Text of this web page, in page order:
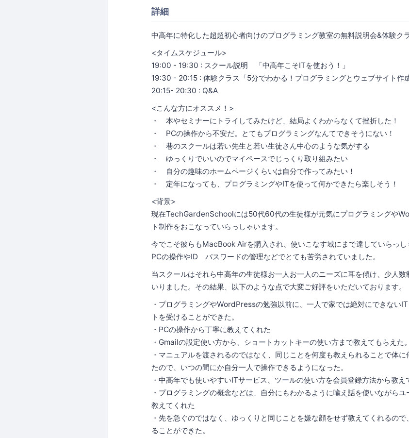
詳細
中高年に特化した超超初心者向けのプログラミング教室の無料説明会&体験ク
<タイムスケジュール>
19:00 - 19:30 : スクール説明 「中高年こそITを使おう！」
19:30 - 20:15 : 体験クラス「5分でわかる！プログラミングとウェブサイト作
20:15- 20:30 : Q&A
<こんな方にオススメ！>
・ 本やセミナーにトライしてみたけど、結局よくわからなくて挫折した！
・ PCの操作から不安だ。とてもプログラミングなんてできそうにない！
・ 巷のスクールは若い先生と若い生徒さん中心のような気がする
・ ゆっくりでいいのでマイペースでじっくり取り組みたい
・ 自分の趣味のホームページくらいは自分で作ってみたい！
・ 定年になっても、プログラミングやITを使って何かできたら楽しそう！
<背景>
現在TechGardenSchoolには50代60代の生徒様が元気にプログラミングや
ト制作をおこなっていらっしゃいます。
今でこそ彼らもMacBook Airを購入され、使いこなす域にまで達していらっ
PCの操作やID パスワードの管理などでとても苦労されていました。
当スクールはそれら中高年の生徒様お一人お一人のニーズに耳を傾け、少人数
いりました。その結果、以下のような点で大変ご好評をいただいております。
・プログラミングやWordPressの勉強以前に、一人で家では絶対にできない
トを受けることができた。
・PCの操作から丁寧に教えてくれた
・Gmailの設定使い方から、ショートカットキーの使い方まで教えてもらえた。
・マニュアルを渡されるのではなく、同じことを何度も教えられることで体
たので、いつの間にか自分一人で操作できるようになった。
・中高年でも使いやすいITサービス、ツールの使い方を会員登録方法から教え
・プログラミングの概念などは、自分にもわかるように喩え話を使いながらユ
教えてくれた
・先を急ぐのではなく、ゆっくりと同じことを嫌な顔をせず教えてくれるの
ることができた。